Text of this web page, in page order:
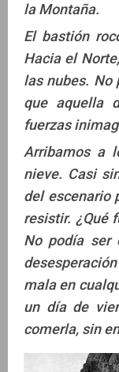
la Montaña.
El bastión
Hacia el
las nubes. No
que aquella
fuerzas
Arribamos a
nieve. Casi
del escenario
resistir. ¿Qué
No podía ser
mala en
un día de
comerla, sin